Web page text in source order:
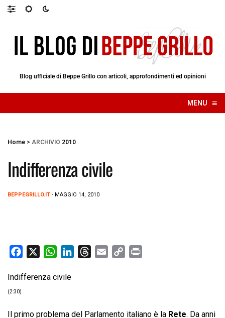
Blog ufficiale di Beppe Grillo con articoli, approfondimenti ed opinioni
MENU ≡
☰
Home > ARCHIVIO 2010
Indifferenza civile
BEPPEGRILLO.IT - MAGGIO 14, 2010
c
W
a
Indifferenza civile
(2:30)
Il primo problema del Parlamento italiano è la Rete. Da anni